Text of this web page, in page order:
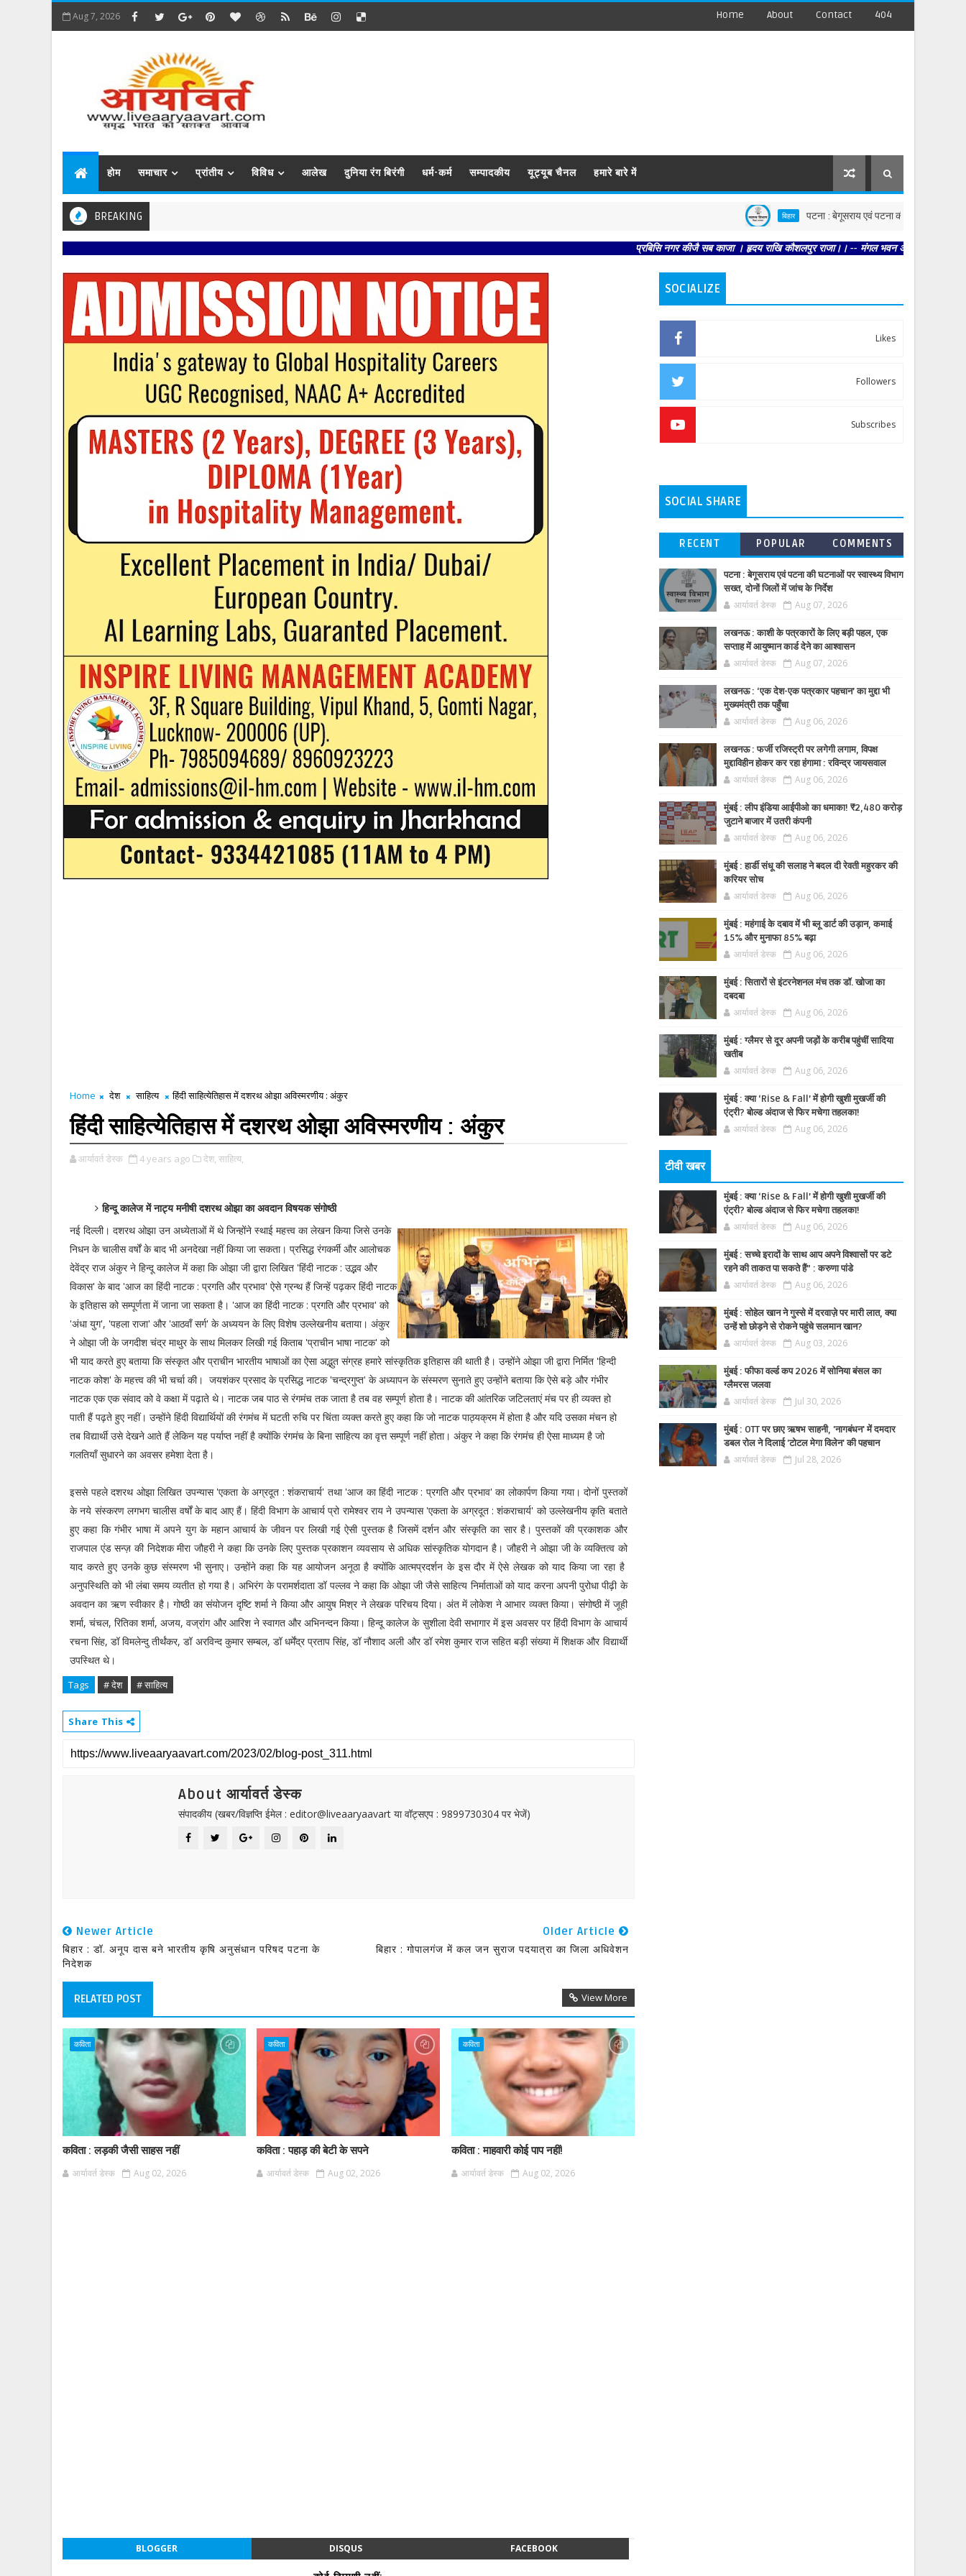
Aug 7, 2026 Home About Contact 404
होम समाचार प्रांतीय विविध आलेख दुनिया रंग बिरंगी धर्म-कर्म सम्पादकीय यूट्यूब चैनल हमारे बारे में
BREAKING बिहार पटना : बेगूसराय एवं पटना की घटनाओं पर स्वास्थ्य विभाग
प्रबिसि नगर कीजै सब काजा । हृदय राखि कौशलपुर राजा।। -- मंगल भवन अमंगल हारी। द्रवहु सुदसरथ
Home देश साहित्य हिंदी साहित्येतिहास में दशरथ ओझा अविस्मरणीय : अंकुर
हिंदी साहित्येतिहास में दशरथ ओझा अविस्मरणीय : अंकुर
आर्यावर्त डेस्क 4 years ago देश, साहित्य,
हिन्दू कालेज में नाट्य मनीषी दशरथ ओझा का अवदान विषयक संगोष्ठी
नई दिल्ली। दशरथ ओझा उन अध्येताओं में थे जिन्होंने स्थाई महत्त्व का लेखन किया जिसे उनके
निधन के चालीस वर्षों के बाद भी अनदेखा नहीं किया जा सकता। प्रसिद्ध रंगकर्मी और आलोचक
देवेंद्र राज अंकुर ने हिन्दू कालेज में कहा कि ओझा जी द्वारा लिखित 'हिंदी नाटक : उद्भव और
विकास' के बाद 'आज का हिंदी नाटक : प्रगति और प्रभाव' ऐसे ग्रन्थ हैं जिन्हें पढ़कर हिंदी नाटक
के इतिहास को सम्पूर्णता में जाना जा सकता है। 'आज का हिंदी नाटक : प्रगति और प्रभाव' को
'अंधा युग', 'पहला राजा' और 'आठवाँ सर्ग' के अध्ययन के लिए विशेष उल्लेखनीय बताया। अंकुर
ने ओझा जी के जगदीश चंद्र माथुर के साथ मिलकर लिखी गई किताब 'प्राचीन भाषा नाटक' को
भी याद करते हुए बताया कि संस्कृत और प्राचीन भारतीय भाषाओं का ऐसा अद्भुत संग्रह हमारे सांस्कृतिक इतिहास की थाती है। उन्होंने ओझा जी द्वारा निर्मित 'हिन्दी
नाटक कोश' के महत्त्व की भी चर्चा की। जयशंकर प्रसाद के प्रसिद्ध नाटक 'चन्द्रगुप्त' के अध्यापन के संस्मरण सुनाते हुए उन्होंने बताया कि ऐसे बड़े और गंभीर
नाटक एक एक संवाद को वे कक्षा में पढ़ाते थे। नाटक जब पाठ से रंगमंच तक जाता है तब वह सम्पूर्ण होता है। नाटक की आंतरिक जटिलताएं मंच पर ही व्यक्त हो
पाती हैं पढ़ते हुए नहीं। उन्होंने हिंदी विद्यार्थियों की रंगमंच में घटती रुचि पर चिंता व्यक्त करते हुए कहा कि जो नाटक पाठ्यक्रम में होता है और यदि उसका मंचन हो
तब विद्यार्थी उसे देखने आते हैं लेकिन यह पर्याप्त नहीं है क्योंकि रंगमंच के बिना साहित्य का वृत्त सम्पूर्ण नहीं होता। अंकुर ने कहा कि रंगमंच ही ऐसा माध्यम है जो
गलतियाँ सुधारने का अवसर हमेशा देता है।
इससे पहले दशरथ ओझा लिखित उपन्यास 'एकता के अग्रदूत : शंकराचार्य' तथा 'आज का हिंदी नाटक : प्रगति और प्रभाव' का लोकार्पण किया गया। दोनों पुस्तकों
के नये संस्करण लगभग चालीस वर्षों के बाद आए हैं। हिंदी विभाग के आचार्य प्रो रामेश्वर राय ने उपन्यास 'एकता के अग्रदूत : शंकराचार्य' को उल्लेखनीय कृति बताते
हुए कहा कि गंभीर भाषा में अपने युग के महान आचार्य के जीवन पर लिखी गई ऐसी पुस्तक है जिसमें दर्शन और संस्कृति का सार है। पुस्तकों की प्रकाशक और
राजपाल एंड सन्ज़ की निदेशक मीरा जौहरी ने कहा कि उनके लिए पुस्तक प्रकाशन व्यवसाय से अधिक सांस्कृतिक योगदान है। जौहरी ने ओझा जी के व्यक्तित्व को
याद करते हुए उनके कुछ संस्मरण भी सुनाए। उन्होंने कहा कि यह आयोजन अनूठा है क्योंकि आत्मप्रदर्शन के इस दौर में ऐसे लेखक को याद किया जा रहा है
अनुपस्थिति को भी लंबा समय व्यतीत हो गया है। अभिरंग के परामर्शदाता डॉ पल्लव ने कहा कि ओझा जी जैसे साहित्य निर्माताओं को याद करना अपनी पुरोधा पीढ़ी के
अवदान का ऋण स्वीकार है। गोष्ठी का संयोजन दृष्टि शर्मा ने किया और आयुष मिश्र ने लेखक परिचय दिया। अंत में लोकेश ने आभार व्यक्त किया। संगोष्ठी में जूही
शर्मा, चंचल, रितिका शर्मा, अजय, वज्रांग और आरिश ने स्वागत और अभिनन्दन किया। हिन्दू कालेज के सुशीला देवी सभागार में इस अवसर पर हिंदी विभाग के आचार्य
रचना सिंह, डॉ विमलेन्दु तीर्थंकर, डॉ अरविन्द कुमार सम्बल, डॉ धर्मेंद्र प्रताप सिंह, डॉ नौशाद अली और डॉ रमेश कुमार राज सहित बड़ी संख्या में शिक्षक और विद्यार्थी
उपस्थित थे।
Tags # देश # साहित्य
Share This
About आर्यावर्त डेस्क
संपादकीय (खबर/विज्ञप्ति ईमेल : editor@liveaaryaavart या वॉट्सएप : 9899730304 पर भेजें)
Newer Article
बिहार : डॉ. अनूप दास बने भारतीय कृषि अनुसंधान परिषद पटना के
निदेशक
Older Article
बिहार : गोपालगंज में कल जन सुराज पदयात्रा का जिला अधिवेशन
RELATED POST View More
कविता
कविता : लड़की जैसी साहस नहीं
आर्यावर्त डेस्क Aug 02, 2026
कविता
कविता : पहाड़ की बेटी के सपने
आर्यावर्त डेस्क Aug 02, 2026
कविता
कविता : माहवारी कोई पाप नहीं!
आर्यावर्त डेस्क Aug 02, 2026
BLOGGER DISQUS FACEBOOK
SOCIALIZE
Likes
Followers
Subscribes
SOCIAL SHARE
RECENT POPULAR COMMENTS
पटना : बेगूसराय एवं पटना की घटनाओं पर स्वास्थ्य विभाग
सख्त, दोनों जिलों में जांच के निर्देश
आर्यावर्त डेस्क Aug 07, 2026
लखनऊ : काशी के पत्रकारों के लिए बड़ी पहल, एक
सप्ताह में आयुष्मान कार्ड देने का आश्वासन
आर्यावर्त डेस्क Aug 07, 2026
लखनऊ : ‘एक देश-एक पत्रकार पहचान’ का मुद्दा भी
मुख्यमंत्री तक पहुँचा
आर्यावर्त डेस्क Aug 06, 2026
लखनऊ : फर्जी रजिस्ट्री पर लगेगी लगाम, विपक्ष
मुद्दाविहीन होकर कर रहा हंगामा : रविन्द्र जायसवाल
आर्यावर्त डेस्क Aug 06, 2026
मुंबई : लीप इंडिया आईपीओ का धमाका! ₹2,480 करोड़
जुटाने बाजार में उतरी कंपनी
आर्यावर्त डेस्क Aug 06, 2026
मुंबई : हार्डी संधू की सलाह ने बदल दी रेवती महुरकर की
करियर सोच
आर्यावर्त डेस्क Aug 06, 2026
मुंबई : महंगाई के दबाव में भी ब्लू डार्ट की उड़ान, कमाई
15% और मुनाफा 85% बढ़ा
आर्यावर्त डेस्क Aug 06, 2026
मुंबई : सितारों से इंटरनेशनल मंच तक डॉ. खोजा का
दबदबा
आर्यावर्त डेस्क Aug 06, 2026
मुंबई : ग्लैमर से दूर अपनी जड़ों के करीब पहुंचीं सादिया
खतीब
आर्यावर्त डेस्क Aug 06, 2026
मुंबई : क्या ‘Rise & Fall’ में होगी खुशी मुखर्जी की
एंट्री? बोल्ड अंदाज से फिर मचेगा तहलका!
आर्यावर्त डेस्क Aug 06, 2026
टीवी खबर
मुंबई : क्या ‘Rise & Fall’ में होगी खुशी मुखर्जी की
एंट्री? बोल्ड अंदाज से फिर मचेगा तहलका!
आर्यावर्त डेस्क Aug 06, 2026
मुंबई : सच्चे इरादों के साथ आप अपने विश्वासों पर डटे
रहने की ताकत पा सकते हैं” : करुणा पांडे
आर्यावर्त डेस्क Aug 06, 2026
मुंबई : सोहेल खान ने गुस्से में दरवाज़े पर मारी लात, क्या
उन्हें शो छोड़ने से रोकने पहुंचे सलमान खान?
आर्यावर्त डेस्क Aug 03, 2026
मुंबई : फीफा वर्ल्ड कप 2026 में सोनिया बंसल का
ग्लैमरस जलवा
आर्यावर्त डेस्क Jul 30, 2026
मुंबई : OTT पर छाए ऋषभ साहनी, 'नागबंधन' में दमदार
डबल रोल ने दिलाई 'टोटल मेगा विलेन' की पहचान
आर्यावर्त डेस्क Jul 28, 2026